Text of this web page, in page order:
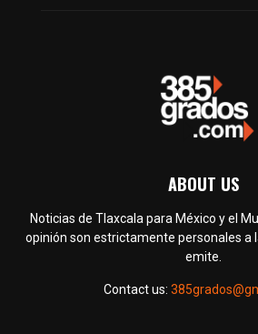
ABOUT US
Noticias de Tlaxcala para México y el
opinión son estrictamente personales a
emite.
Contact us: